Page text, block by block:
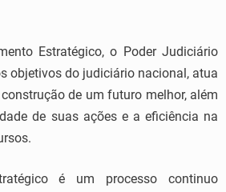
Estratégico, o Poder Judiciário
objetivos do judiciário nacional, atua
de um futuro melhor, além
de suas ações e a eficiência na
é um processo continuo